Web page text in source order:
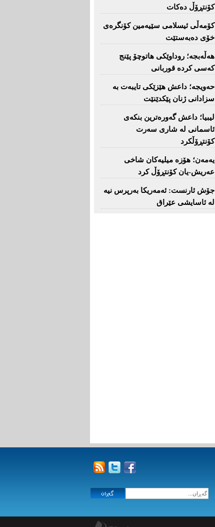
كۆنتڕۆڵ دەكات
كۆمەڵی ئیسلامی سێیەمین كۆنگرەی
خۆی دەبەستێت
هەڵەبجە؛ روداوێکی هاتوچۆ پێنج
کەسی کردە قوربانی
حەویجە؛ داعش هێزێكی تایبەت بە
سزادانی ژنان پێكدێنێت
لیبیا؛ داعش گەورەترین بنكەی
ئاسمانی لە شاری سەرت
کۆنتڕۆڵکرد
یەمەن؛ هۆزە میلیەكان شاخی
عەریش-یان كۆنتڕۆڵ كرد
جۆش ئارنست: ئەمەریكا بەرپرس نیە
لە ئاسایشی عێراق